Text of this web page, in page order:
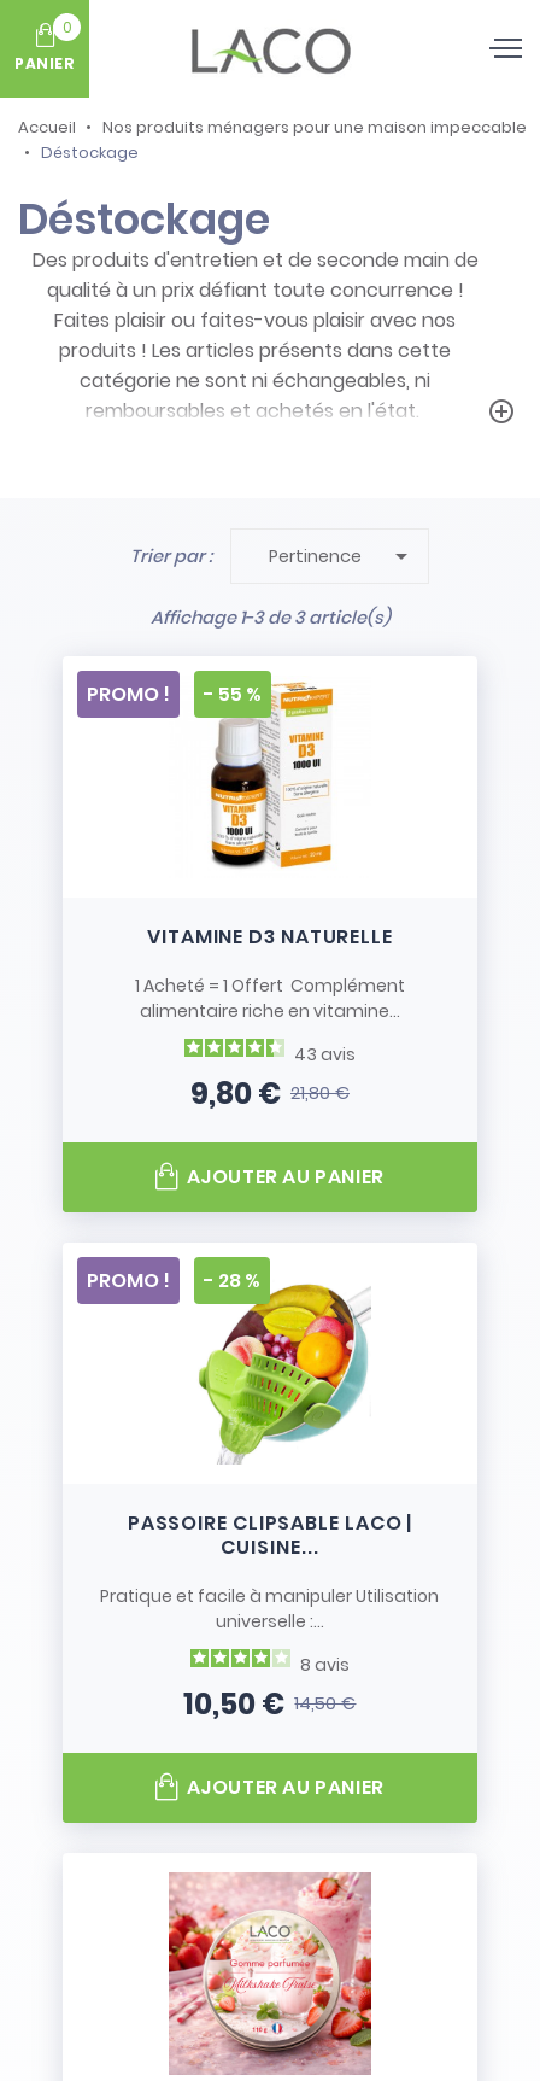
0
PANIER
Accueil
Nos produits ménagers pour une maison impeccable
Déstockage
Déstockage
Des produits d'entretien et de seconde main de
qualité à un prix défiant toute concurrence !
Faites plaisir ou faites-vous plaisir avec nos
produits ! Les articles présents dans cette
catégorie ne sont ni échangeables, ni
remboursables et achetés en l'état.
- Stock limité et non renouvelé
add_circle_outline
Trier par : Pertinence 
Affichage 1-3 de 3 article(s)
VITAMINE D3 NATURELLE
1 Acheté = 1 Offert Complément
alimentaire riche en vitamine...
43 avis
Prix
9,80 €Prix de base
21,80 €
PROMO ! - 55 %
AJOUTER AU PANIER
PASSOIRE CLIPSABLE LACO |
CUISINE...
Pratique et facile à manipuler Utilisation
universelle :...
8 avis
Prix
10,50 €Prix de base
14,50 €
PROMO ! - 28 %
AJOUTER AU PANIER